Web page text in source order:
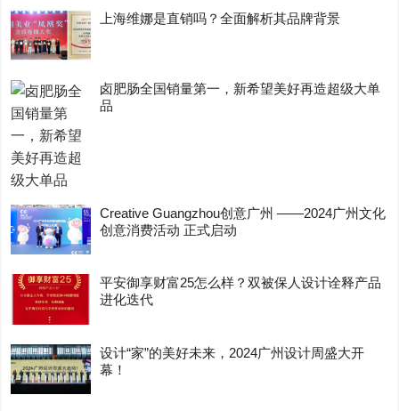
上海维娜是直销吗？全面解析其品牌背景
卤肥肠全国销量第一，新希望美好再造超级大单
品
Creative Guangzhou创意广州 ——2024广州文化
创意消费活动 正式启动
平安御享财富25怎么样？双被保人设计诠释产品
进化迭代
设计“家”的美好未来，2024广州设计周盛大开
幕！